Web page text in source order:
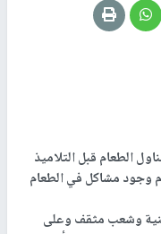
الطعام قبل التلاميذ
وجود مشاكل في الطعام
وشعب مثقف وعلى